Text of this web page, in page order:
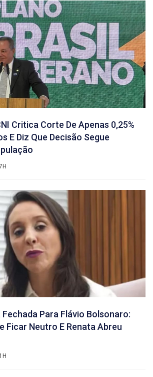
Critica Corte De Apenas 0,25%
E Diz Que Decisão Segue
Para Flávio Bolsonaro:
Ficar Neutro E Renata Abreu